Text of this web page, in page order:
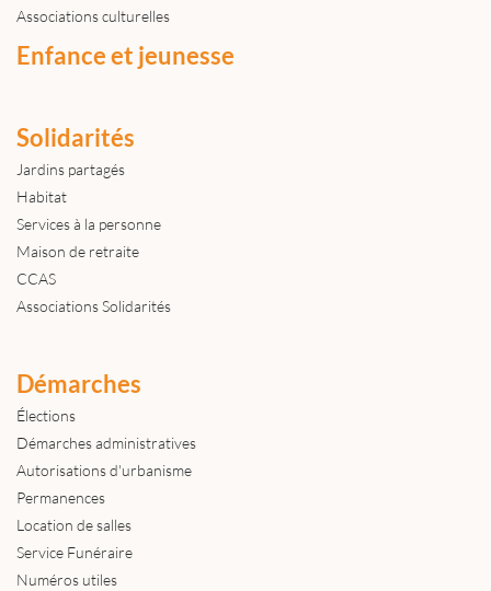
Associations culturelles
Enfance et jeunesse
Solidarités
Jardins partagés
Habitat
Services à la personne
Maison de retraite
CCAS
Associations Solidarités
Démarches
Élections
Démarches administratives
Autorisations d'urbanisme
Permanences
Location de salles
Service Funéraire
Numéros utiles